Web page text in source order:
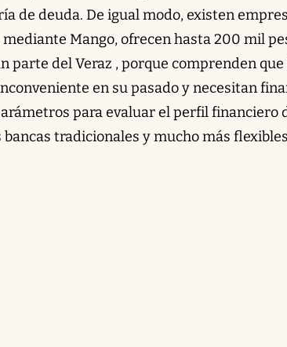
de deuda. De igual modo, existen
mediante Mango, ofrecen hasta 200 mil
parte del Veraz , porque comprenden
en su pasado y necesitan
para evaluar el perfil financiero
tradicionales y mucho más